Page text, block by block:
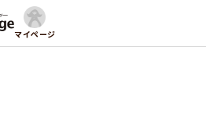
マイページ